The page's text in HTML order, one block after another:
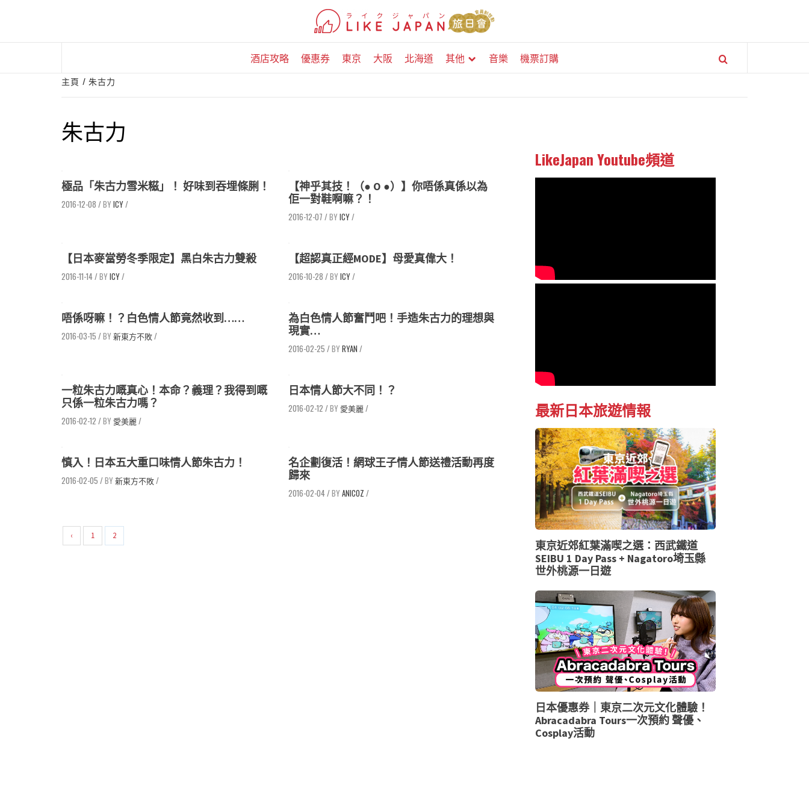
酒店攻略 優惠券 東京 大阪 北海道 其他 音樂 機票訂購
主頁 朱古力
朱古力
極品「朱古力雪米糍」！ 好味到吞埋條脷！
2016-12-08 / ICY/
【神乎其技！（● O ●）】你唔係真係以為
佢一對鞋啊嘛？！
2016-12-07 / ICY/
【日本麥當勞冬季限定】黑白朱古力雙殺
2016-11-14/ ICY/
【超認真正經MODE】母愛真偉大！
2016-10-28 / ICY/
唔係呀嘛！？白色情人節竟然收到……
2016-03-15 / 新東方不敗/
為白色情人節奮鬥吧！手造朱古力的理想與
現實…
2016-02-25 / RYAN /
一粒朱古力嘅真心！本命？義理？我得到嘅
只係一粒朱古力嗎？
2016-02-12 / 愛美麗 /
日本情人節大不同！？
2016-02-12 / 愛美麗 /
慎入！日本五大重口味情人節朱古力！
2016-02-05 / 新東方不敗/
名企劃復活！網球王子情人節送禮活動再度
歸來
2016-02-04/ ANICOZ /
‹ 1 2
LikeJapan Youtube頻道
最新日本旅遊情報
東京近郊紅葉滿喫之選：西武鐵道
SEIBU 1 Day Pass + Nagatoro埼玉縣
世外桃源一日遊
日本優惠券｜東京二次元文化體驗！
Abracadabra Tours一次預約 聲優、
Cosplay活動